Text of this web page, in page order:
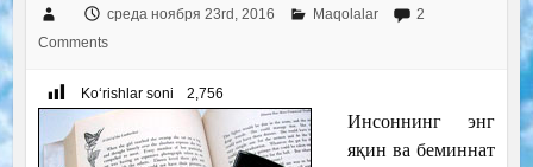
среда ноября 23rd, 2016 Maqolalar
2
Comments
Ko‘rishlar soni 2,756
Инсоннинг энг
яқин ва беминнат